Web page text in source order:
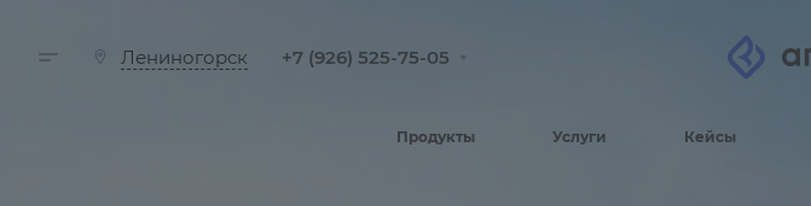
Лениногорск +7 (926) 525-75-05
Продукты Услуги Кейсы